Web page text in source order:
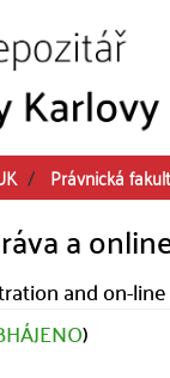
Právnická
a
and on-
)